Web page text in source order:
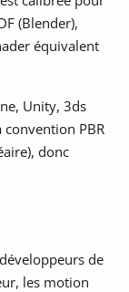
(Blender),
équivalent
Unity, 3ds
convention PBR
donc
de
les motion